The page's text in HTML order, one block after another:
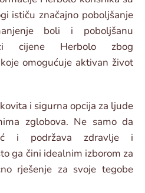
ističu značajno poboljšanje
boli i poboljšanu
cijene Herbolo zbog
omogućuje aktivan život
i sigurna opcija za ljude
zglobova. Ne samo da
i podržava zdravlje i
ga čini idealnim izborom za
rješenje za svoje tegobe